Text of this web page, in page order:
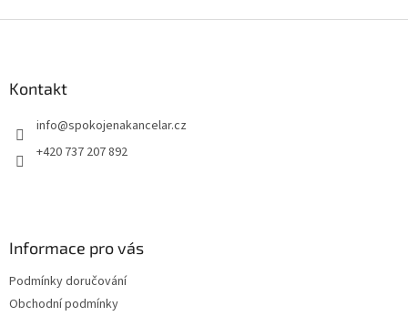
Kontakt
info@spokojenakancelar.cz
+420 737 207 892
Informace pro vás
Podmínky doručování
Obchodní podmínky